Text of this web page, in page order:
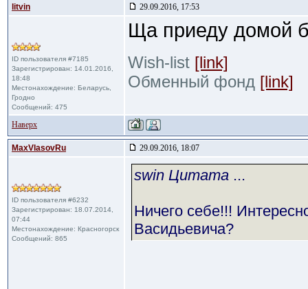
litvin 29.09.2016, 17:53
ID пользователя #7185
Зарегистрирован: 14.01.2016,
18:48
Местонахождение: Беларусь,
Гродно
Сообщений: 475
Ща приеду домой
Wish-list [link]
Обменный фонд [link]
Наверх
MaxVlasovRu 29.09.2016, 18:07
ID пользователя #6232
Зарегистрирован: 18.07.2014,
07:44
Местонахождение: Красногорск
Сообщений: 865
swin Цитата ...
Ничего себе!!!
Васидьевича?